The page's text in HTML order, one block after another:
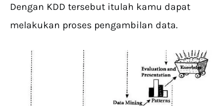
Dengan KDD tersebut itulah kamu dapat
melakukan proses pengambilan data.